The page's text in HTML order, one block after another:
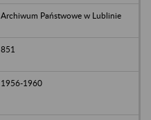
Archiwum Państwowe w Lublinie
851
1956-1960